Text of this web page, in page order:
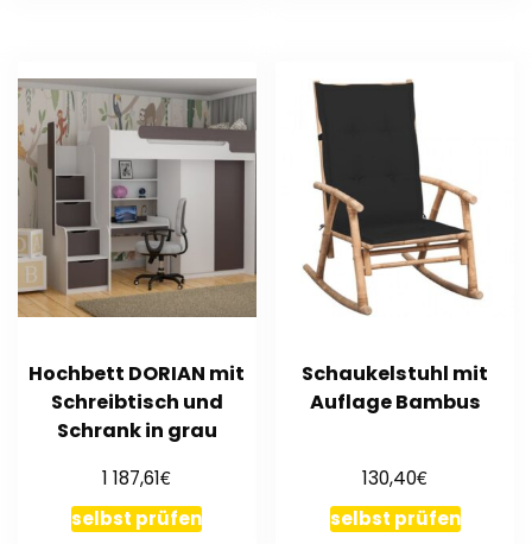
Hochbett DORIAN mit
Schreibtisch und
Schrank in grau
1 187,61€
selbst prüfen
Schaukelstuhl mit
Auflage Bambus
130,40€
selbst prüfen